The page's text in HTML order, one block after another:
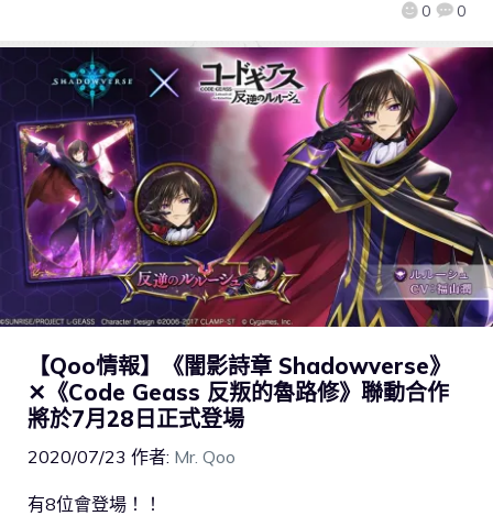
0 0
【Qoo情報】《闇影詩章 Shadowverse》
✕《Code Geass 反叛的魯路修》聯動合作
將於7月28日正式登場
2020/07/23 作者: Mr. Qoo
有8位會登場！！